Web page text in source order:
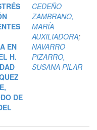
EN
H.
DE
CEDEÑO
ZAMBRANO,
MARÍA
AUXILIADORA;
NAVARRO
PIZARRO,
SUSANA PILAR